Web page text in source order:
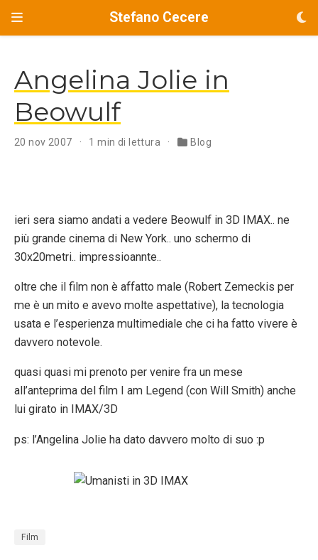
Stefano Cecere
Angelina Jolie in
Beowulf
20 nov 2007 1 min di lettura Blog
ieri sera siamo andati a vedere Beowulf in 3D IMAX.. ne
più grande cinema di New York.. uno schermo di
30x20metri.. impressioannte..
oltre che il film non è affatto male (Robert Zemeckis per
me è un mito e avevo molte aspettative), la tecnologia
usata e l’esperienza multimediale che ci ha fatto vivere è
davvero notevole.
quasi quasi mi prenoto per venire fra un mese
all’anteprima del film I am Legend (con Will Smith) anche
lui girato in IMAX/3D
ps: l’Angelina Jolie ha dato davvero molto di suo :p
Film